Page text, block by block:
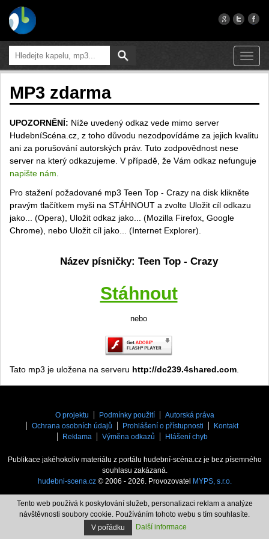
MP3 zdarma
UPOZORNĚNÍ: Níže uvedený odkaz vede mimo server
HudebníScéna.cz, z toho důvodu nezodpovídáme za jejich kvalitu
ani za porušování autorských práv. Tuto zodpovědnost nese
server na který odkazujeme. V případě, že Vám odkaz nefunguje
napište nám
Pro stažení požadované mp3 Teen Top - Crazy na disk klikněte
pravým tlačítkem myši na STÁHNOUT a zvolte Uložit cíl odkazu
jako... (Opera), Uložit odkaz jako... (Mozilla Firefox, Google
Chrome), nebo Uložit cíl jako... (Internet Explorer).
Název písničky: Teen Top - Crazy
Stáhnout
nebo
Tato mp3 je uložena na serveru http://dc239.4shared.com
O projektu Podmínky použití
Autorská práva
Ochrana osobních údajů
Prohlášení o přístupnosti
Kontakt
Reklama
Výměna odkazů Hlášení chyb
Publikace jakéhokoliv materiálu z portálu hudební-scéna.cz je bez písemného
souhlasu zakázaná.
hudebni-scena.cz© 2006 - 2026. Provozovatel MYPS, s.r.o.
Tento web používá k poskytování služeb, personalizaci reklam a analýze
návštěvnosti soubory cookie. Používáním tohoto webu s tím souhlasíte.
V pořádku
Další informace